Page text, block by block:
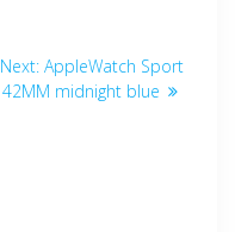
Next: Next
post:
AppleWatch Sport
42MM midnight blue